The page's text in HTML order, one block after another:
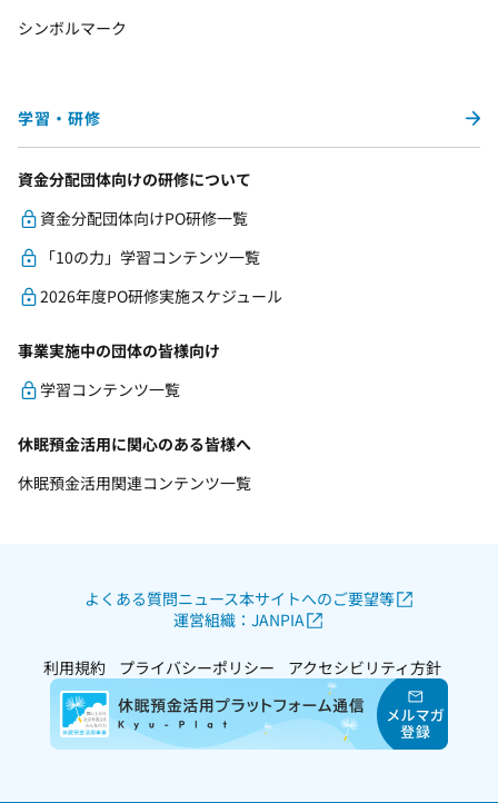
シンボルマーク
学習・研修
資金分配団体向けの研修について
資金分配団体向けPO研修一覧
「10の力」学習コンテンツ一覧
2026年度PO研修実施スケジュール
事業実施中の団体の皆様向け
学習コンテンツ一覧
休眠預金活用に関心のある皆様へ
休眠預金活用関連コンテンツ一覧
よくある質問ニュース本サイトへのご要望等
運営組織：JANPIA
利用規約 プライバシーポリシー アクセシビリティ方針